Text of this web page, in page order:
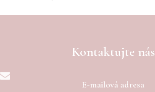
Kontaktujte nás
E-mailová adresa